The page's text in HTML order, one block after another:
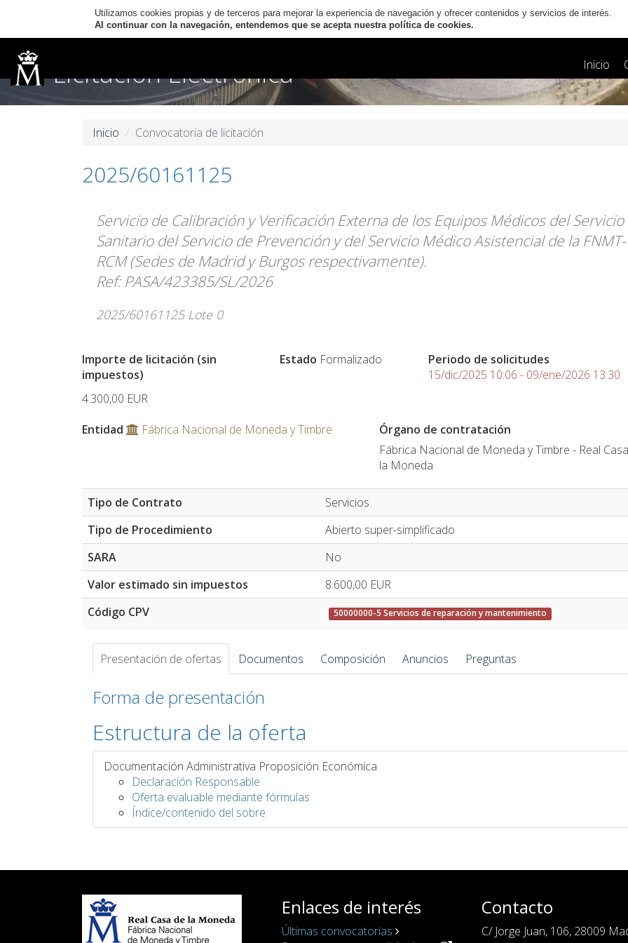
Utilizamos cookies propias y de terceros para mejorar la experiencia de navegación y ofrecer contenidos y servicios de interés.
Al continuar con la navegación, entendemos que se acepta nuestra política de cookies.
Inicio
Licitación Electrónica
Inicio Convocatoria de licitación
2025/60161125
Servicio de Calibración y Verificación Externa de los Equipos Médicos del Servicio
Sanitario del Servicio de Prevención y del Servicio Médico Asistencial de la FNMT-
RCM (Sedes de Madrid y Burgos respectivamente).
Ref: PASA/423385/SL/2026
2025/60161125 Lote 0
Importe de licitación (sin
impuestos)
4.300,00 EUR
Estado Formalizado
Periodo de solicitudes
15/dic/2025 10:06 - 09/ene/2026 13:30
Entidad Fábrica Nacional de Moneda y Timbre
Órgano de contratación
Fábrica Nacional de Moneda y Timbre - Real
la Moneda
Tipo de Contrato
Servicios
Tipo de Procedimiento
Abierto super-simplificado
SARA
No
Valor estimado sin impuestos
8.600,00 EUR
Código CPV
50000000-5 Servicios de reparación y mantenimiento
Presentación de ofertas Documentos Composición Anuncios Preguntas
Forma de presentación
Estructura de la oferta
Documentación Administrativa Proposición Económica
Declaración Responsable
Oferta evaluable mediante fórmulas
Índice/contenido del sobre
Enlaces de interés
Últimas convocatorias
Contacto
C/ Jorge Juan, 106, 28009